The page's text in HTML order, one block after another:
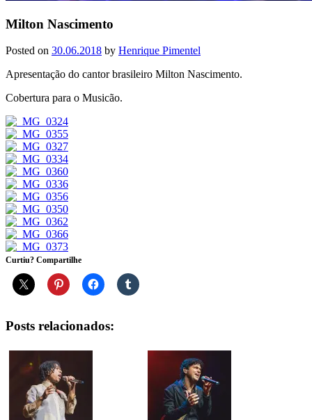
Milton Nascimento
Posted on 30.06.2018 by Henrique Pimentel
Apresentação do cantor brasileiro Milton Nascimento.
Cobertura para o Musicão.
Curtiu? Compartilhe
Posts relacionados: